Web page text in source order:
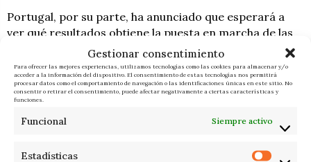
Gestionar consentimiento
Para ofrecer las mejores experiencias, utilizamos tecnologías como las cookies para almacenar y/o
acceder a la información del dispositivo. El consentimiento de estas tecnologías nos permitirá
procesar datos como el comportamiento de navegación o las identificaciones únicas en este sitio. No
consentir o retirar el consentimiento, puede afectar negativamente a ciertas características y
funciones.
Funcional Siempre activo
Estadísticas
Portugal, por su parte, ha anunciado que esperará a
ver qué resultados obtiene la puesta en marcha de las
medidas en España para poner en práctica el suyo.
PATRICIA DE
ÚLTIMAS